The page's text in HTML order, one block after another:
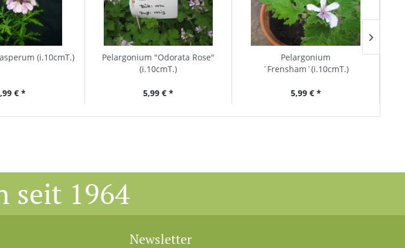
(i.10cmT.)
€ *
Pelargonium "Odorata Rose"
(i.10cmT.)
5,99 € *
Pelargonium
´Frensham`(i.10cmT.)
5,99 € *
seit 1964
Newsletter